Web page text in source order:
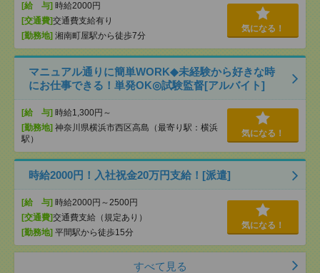
[給 与] 時給2000円
[交通費]交通費支給有り
[勤務地] 湘南町屋駅から徒歩7分
気になる！
マニュアル通りに簡単WORK◆未経験から好きな時
にお仕事できる！単発OK◎試験監督[アルバイト]
[給 与] 時給1,300円～
[勤務地] 神奈川県横浜市西区高島（最寄り駅：横浜
駅）
気になる！
時給2000円！入社祝金20万円支給！[派遣]
[給 与] 時給2000円～2500円
[交通費]交通費支給（規定あり）
[勤務地] 平間駅から徒歩15分
気になる！
すべて見る